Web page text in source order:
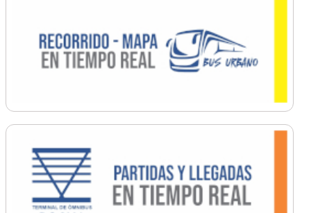
Ordenamiento
Promoción Social
Salud
Secretaría General